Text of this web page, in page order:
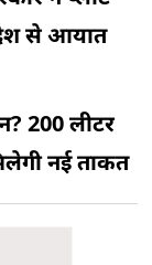
से आयात
200 लीटर
नई ताकत